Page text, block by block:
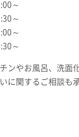
～
～
～
～
ンやお風呂、洗面
に関するご相談も